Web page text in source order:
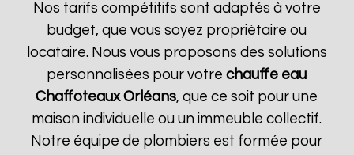
Nos tarifs compétitifs sont adaptés à votre
budget, que vous soyez propriétaire ou
locataire. Nous vous proposons des solutions
personnalisées pour votrechauffe eau
Chaffoteaux Orléans, que ce soit pour une
maison individuelle ou un immeuble collectif.
Notre équipe de plombiers est formée pour